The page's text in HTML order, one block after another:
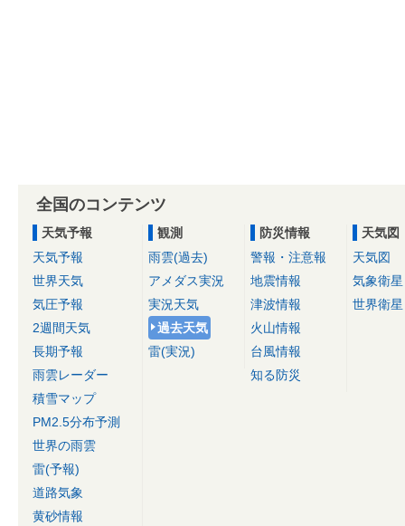
全国のコンテンツ
天気予報
天気予報
世界天気
気圧予報
2週間天気
長期予報
雨雲レーダー
積雪マップ
PM2.5分布予測
世界の雨雲
雷(予報)
道路気象
黄砂情報
観測
雨雲(過去)
アメダス実況
実況天気
過去天気
雷(実況)
防災情報
警報・注意報
地震情報
津波情報
火山情報
台風情報
知る防災
天気図
天気図
気象衛星
世界衛星